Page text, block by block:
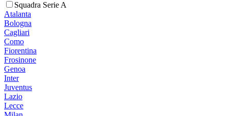
Squadra Serie A
Atalanta
Bologna
Cagliari
Como
Fiorentina
Frosinone
Genoa
Inter
Juventus
Lazio
Lecce